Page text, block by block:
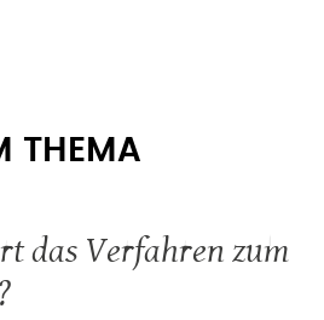
THEMA
das Verfahren zum